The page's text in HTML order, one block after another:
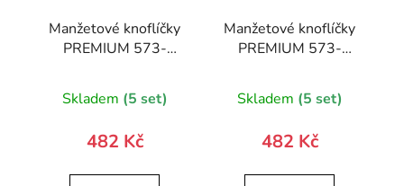
Manžetové knoflíčky
PREMIUM 573-
Skladem (5 set)
482 Kč
Manžetové knoflíčky
PREMIUM 573-
Skladem (5 set)
482 Kč